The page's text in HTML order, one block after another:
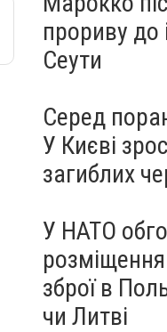
прориву до
Сеути
Серед
У Києві
загиблих
У НАТО
зброї в
чи Литві